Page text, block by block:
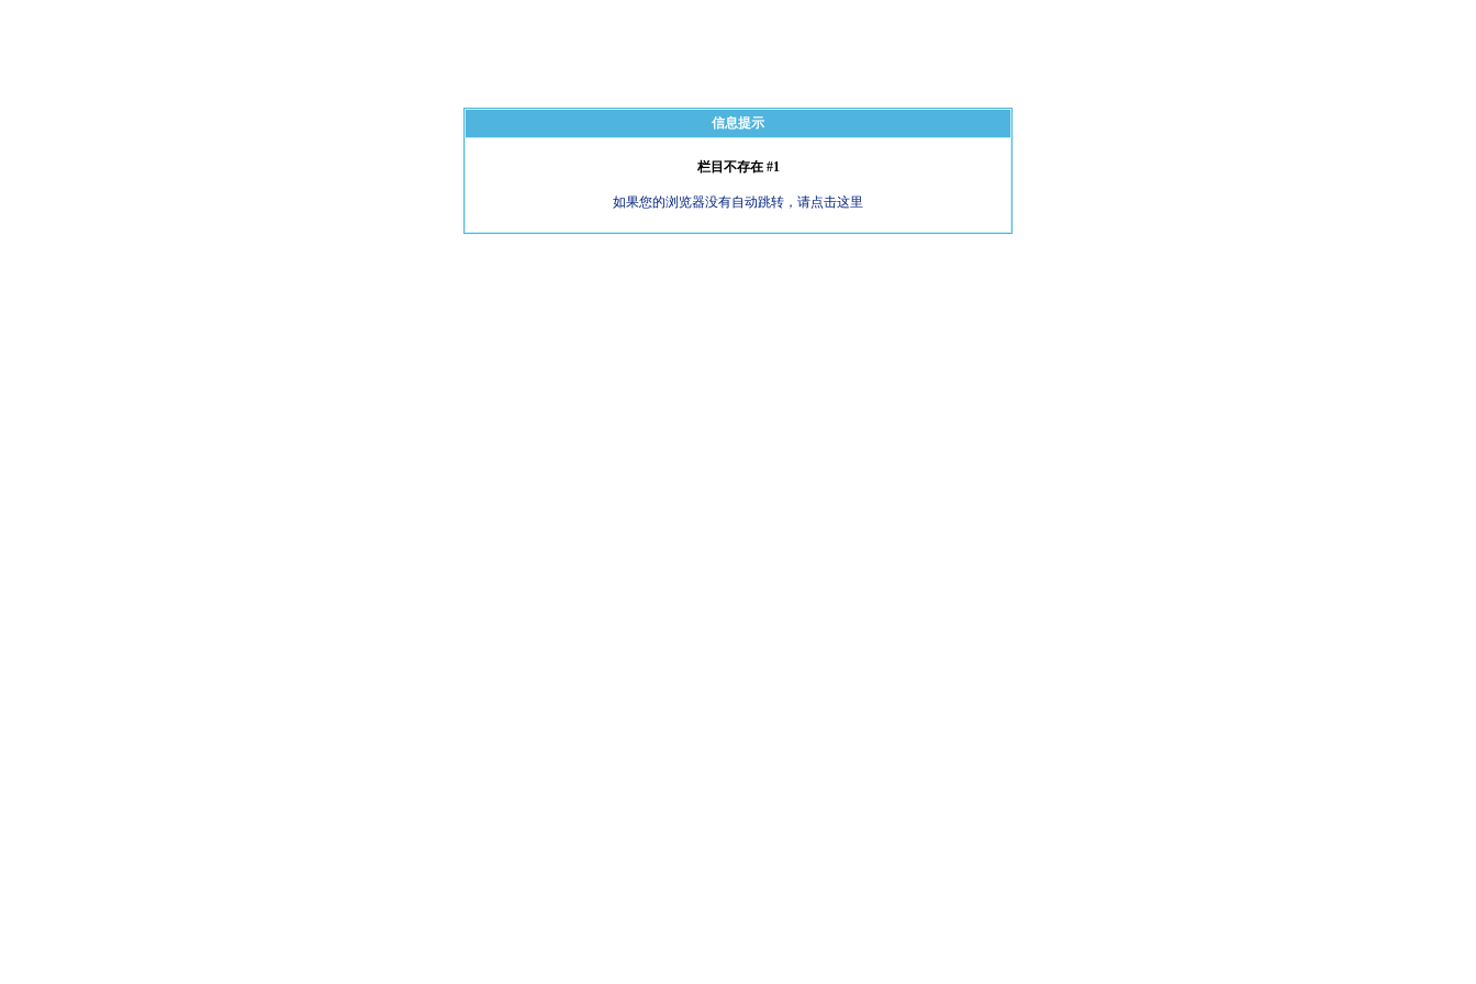
信息提示
栏目不存在 #1
如果您的浏览器没有自动跳转，请点击这里